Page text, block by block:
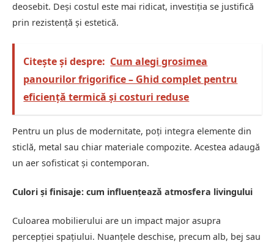
deosebit. Deși costul este mai ridicat, investiția se justifică
prin rezistență și estetică.
Citește și despre: Cum alegi grosimea
panourilor frigorifice – Ghid complet pentru
eficiență termică și costuri reduse
Pentru un plus de modernitate, poți integra elemente din
sticlă, metal sau chiar materiale compozite. Acestea adaugă
un aer sofisticat și contemporan.
Culori și finisaje: cum influențează atmosfera livingului
Culoarea mobilierului are un impact major asupra
percepției spațiului. Nuanțele deschise, precum alb, bej sau